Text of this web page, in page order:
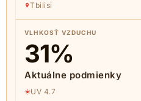
Tbilisi
VLHKOSŤ VZDUCHU
31%
Aktuálne podmienky
UV 4.7